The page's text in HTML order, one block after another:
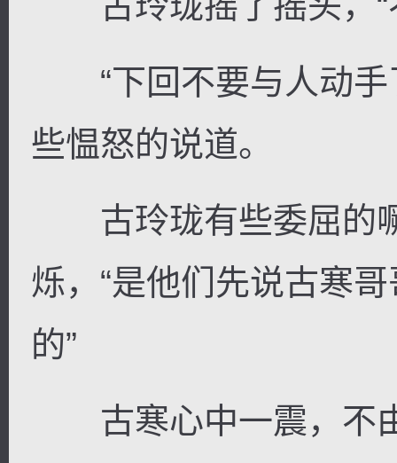
“下回不要与人动手
些愠怒的说道。
古玲珑有些委屈的
烁，“是他们先说古寒
的”
古寒心中一震，不